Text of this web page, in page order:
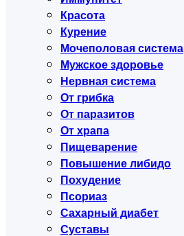
Красота
Курение
Мочеполовая система
Мужское здоровье
Нервная система
От грибка
От паразитов
От храпа
Пищеварение
Повышение либидо
Похудение
Псориаз
Сахарный диабет
Суставы